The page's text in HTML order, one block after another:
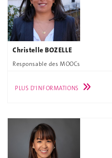
Christelle BOZELLE
Responsable des MOOCs
PLUS D'INFORMATIONS